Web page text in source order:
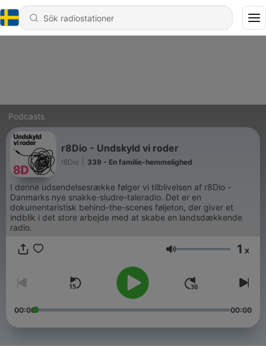
Podcasts
r8Dio - Undskyld vi roder
r8Dio 339 - En familie-hemmelighed
I denne udsendelsesrække følger vi tilblivelsen af r8Dio -
Danmarks nye snakke-sludre-taleradio. Det er en
dokumentaristisk behind-the-scenes føljeton, der giver et
indblik i det store arbejde med at skabe en landsdækkende
radio.
Volym 1 x
00:00 00:00